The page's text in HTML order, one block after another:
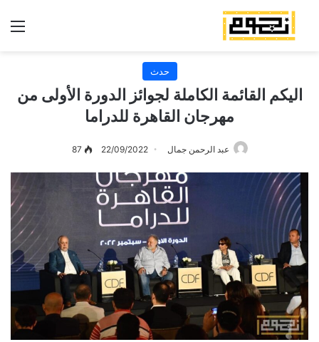
حدث
اليكم القائمة الكاملة لجوائز الدورة الأولى من
مهرجان القاهرة للدراما
عبد الرحمن جمال 22/09/2022
87